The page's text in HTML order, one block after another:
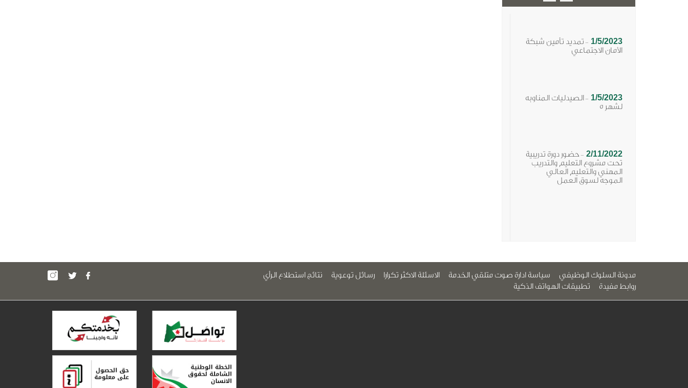
1/5/2023
- تمديد تأمين شبكة
الأمان الاجتماعي
1/5/2023
- الصيدليات المناوبه
لشهر 5
2/11/2022
- حضور دورة تدريبية
تحت مشروع التعليم والتدريب
المهني والتعليم العالي
الموجه لسوق العمل
مدونة السلوك الوظيفي سياسة ادارة صوت متلقي الخدمة الاسئلة الاكثر تكرارا رسائل توعوية
نتائج استطلاع الرأي
روابط مفيدة
تطبيقات الهواتف الذكية